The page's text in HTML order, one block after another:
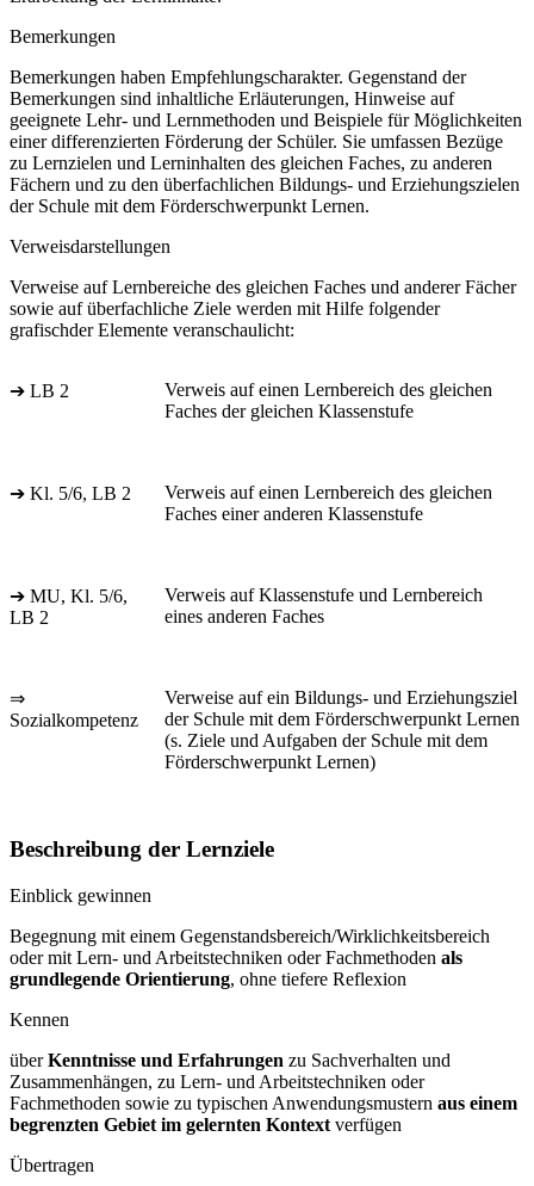
Bemerkungen
Bemerkungen haben Empfehlungscharakter. Gegenstand der
Bemerkungen sind inhaltliche Erläuterungen, Hinweise auf
geeignete Lehr- und Lernmethoden und Beispiele für Möglichkeiten
einer differenzierten Förderung der Schüler. Sie umfassen Bezüge
zu Lernzielen und Lerninhalten des gleichen Faches, zu anderen
Fächern und zu den überfachlichen Bildungs- und Erziehungszielen
der Schule mit dem Förderschwerpunkt Lernen.
Verweisdarstellungen
Verweise auf Lernbereiche des gleichen Faches und anderer Fächer
sowie auf überfachliche Ziele werden mit Hilfe folgender
grafischder Elemente veranschaulicht:
➔ LB 2
Verweis auf einen Lernbereich des gleichen
Faches der gleichen Klassenstufe
➔ Kl. 5/6, LB 2
Verweis auf einen Lernbereich des gleichen
Faches einer anderen Klassenstufe
➔ MU, Kl. 5/6,
LB 2
Verweis auf Klassenstufe und Lernbereich
eines anderen Faches
⇒
Sozialkompetenz
Verweise auf ein Bildungs- und Erziehungsziel
der Schule mit dem Förderschwerpunkt Lernen
(s. Ziele und Aufgaben der Schule mit dem
Förderschwerpunkt Lernen)
Beschreibung der Lernziele
Einblick gewinnen
Begegnung mit einem Gegenstandsbereich/Wirklichkeitsbereich
oder mit Lern- und Arbeitstechniken oder Fachmethoden als
grundlegende Orientierung, ohne tiefere Reflexion
Kennen
überKenntnisse und Erfahrungen zu Sachverhalten und
Zusammenhängen, zu Lern- und Arbeitstechniken oder
Fachmethoden sowie zu typischen Anwendungsmustern aus einem
begrenzten Gebiet im gelernten Kontext verfügen
Übertragen